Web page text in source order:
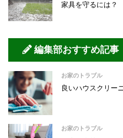
家具を守るには？
編集部おすすめ記事
お家のトラブル
良いハウスクリー
お家のトラブル